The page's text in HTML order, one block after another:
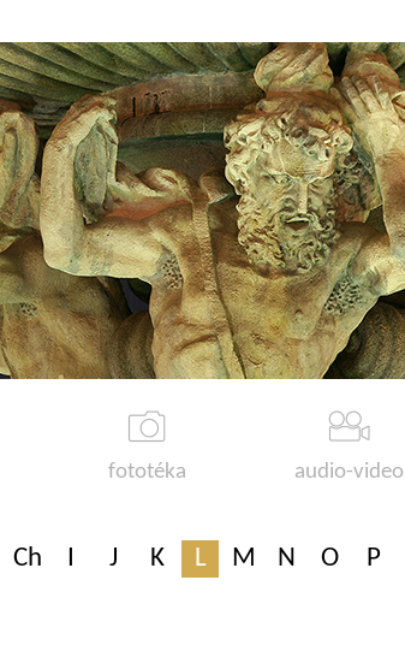
fototéka audio-video
Ch I J K L M N O P